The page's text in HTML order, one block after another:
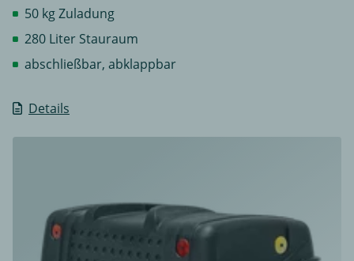
Details
50 kg Zuladung
280 Liter Stauraum
abschließbar, abklappbar